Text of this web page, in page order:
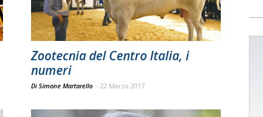
Zootecnia del Centro Italia, i
numeri
Di Simone Martarello - 22 Marzo 2017